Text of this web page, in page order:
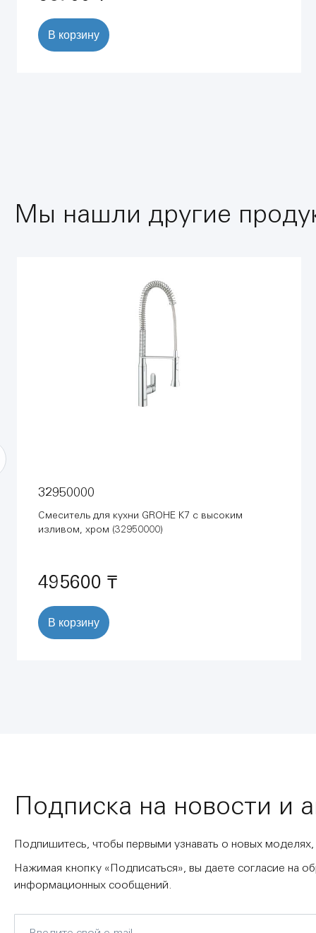
В корзину
Мы нашли другие
32950000
Смеситель для кухни GROHE K7 с высоким
изливом, хром (32950000)
495600 ₸
В корзину
Подписка на новости и
Подпишитесь, чтобы первыми узнавать о новых
Нажимая кнопку «Подписаться», вы даете согласие на
информационных сообщений.